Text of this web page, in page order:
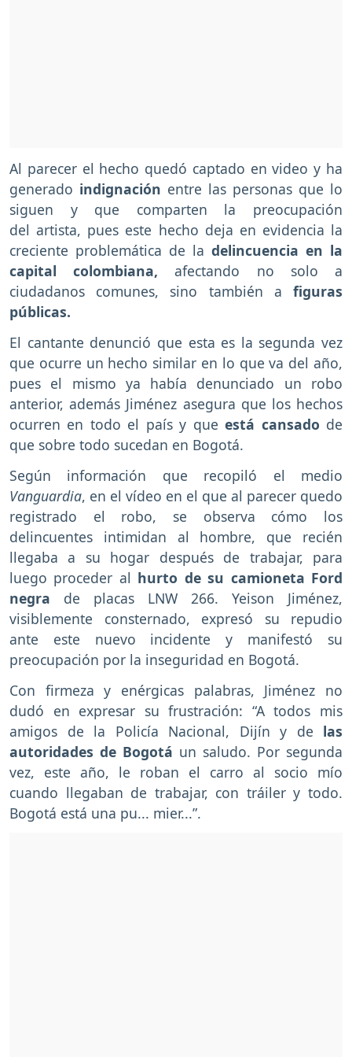
Al parecer el hecho quedó captado en video y ha
generado indignación entre las personas que lo
siguen y que comparten la preocupación
del artista, pues este hecho deja en evidencia la
creciente problemática de la delincuencia en la
capital colombiana, afectando no solo a
ciudadanos comunes, sino también a figuras
públicas.
El cantante denunció que esta es la segunda vez
que ocurre un hecho similar en lo que va del año,
pues el mismo ya había denunciado un robo
anterior, además Jiménez asegura que los hechos
ocurren en todo el país y que está cansado de
que sobre todo sucedan en Bogotá.
Según información que recopiló el medio
Vanguardia, en el vídeo en el que al parecer quedo
registrado el robo, se observa cómo los
delincuentes intimidan al hombre, que recién
llegaba a su hogar después de trabajar, para
luego proceder al hurto de su camioneta Ford
negra de placas LNW 266. Yeison Jiménez,
visiblemente consternado, expresó su repudio
ante este nuevo incidente y manifestó su
preocupación por la inseguridad en Bogotá.
Con firmeza y enérgicas palabras, Jiménez no
dudó en expresar su frustración: “A todos mis
amigos de la Policía Nacional, Dijín y de las
autoridades de Bogotá un saludo. Por segunda
vez, este año, le roban el carro al socio mío
cuando llegaban de trabajar, con tráiler y todo.
Bogotá está una pu... mier...”.